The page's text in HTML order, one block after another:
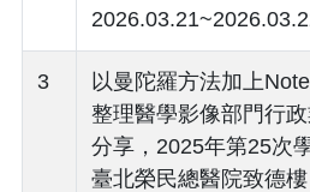
3
以曼陀羅方法加上
整理醫學影像部門行
分享，2025年第25次
臺北榮民總醫院致德樓